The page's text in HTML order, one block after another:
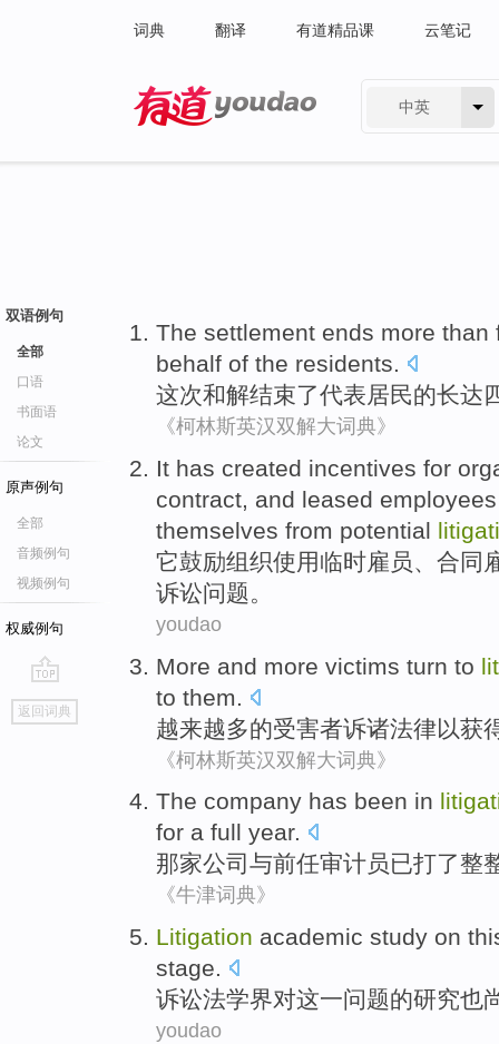
词典 翻译 有道精品课 云笔记
中英
双语例句
全部
口语
书面语
论文
原声例句
全部
音频例句
视频例句
权威例句
go
top
返回词典
The settlement ends more than
behalf of the residents.
这次和解结束了代表居民的长达
《柯林斯英汉双解大词典》
It has created incentives for
contract, and leased employees
themselves from potential
它鼓励组织使用临时雇员、 合同
诉讼问题。
youdao
More and more victims turn to
to them.
越来越多的受害者诉诸法律以获
《柯林斯英汉双解大词典》
The company has been in
for a full year.
那家公司 与前任审计员已打了整
《牛津词典》
Litigation academic study on
stage.
诉讼法学界对这一问题的研究也
youdao